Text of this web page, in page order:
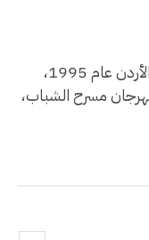
قدمت هذه المسرحية أول مرة في عمان الأردن عام 1995،
مسرح الشباب،